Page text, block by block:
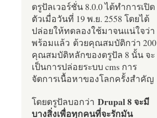
ดรูปัลเวอร์ชั่น 8.0.0 ได้ทำการเปิด
ตัวเมื่อวันที่ 19 พ.ย. 2558 โดยได้
ปล่อยให้ทดลองใช้มาจนแน่ใจว่า
พร้อมแล้ว ด้วยคุณสมบัติกว่า 200
คุณสมบัติหลักของดรูปัล 8 นั้น จะ
เป็นการปล่อยระบบ cms การ
จัดการเนื้อหาของโลกครั้งสำคัญ
โดยดรูปัลบอกว่า Drupal 8 จะมี
บางสิ่งเพื่อทุกคนที่จะรักมัน